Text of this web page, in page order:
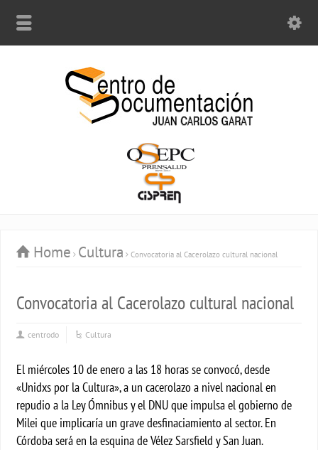
Home Cultura Convocatoria al Cacerolazo cultural nacional
Convocatoria al Cacerolazo cultural nacional
centrodo Cultura
El miércoles 10 de enero a las 18 horas se convocó, desde
«Unidxs por la Cultura», a un cacerolazo a nivel nacional en
repudio a la Ley Ómnibus y el DNU que impulsa el gobierno de
Milei que implicaría un grave desfinaciamiento al sector. En
Córdoba será en la esquina de Vélez Sarsfield y San Juan.